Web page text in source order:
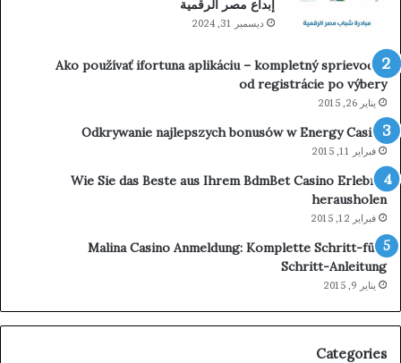
إبداع مصر الرقمية
ديسمبر 31, 2024
Ako používať ifortuna aplikáciu – kompletný sprievodca
od registrácie po výbery
يناير 26, 2015
Odkrywanie najlepszych bonusów w Energy Casino
فبراير 11, 2015
Wie Sie das Beste aus Ihrem BdmBet Casino Erlebnis
herausholen
فبراير 12, 2015
Malina Casino Anmeldung: Komplette Schritt-für-
Schritt-Anleitung
يناير 9, 2015
Categories